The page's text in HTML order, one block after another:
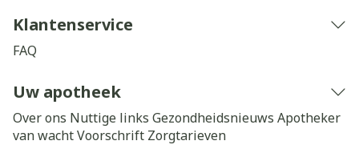
Klantenservice
FAQ
Uw apotheek
Over ons Nuttige links Gezondheidsnieuws Apotheker
van wachtVoorschrift Zorgtarieven